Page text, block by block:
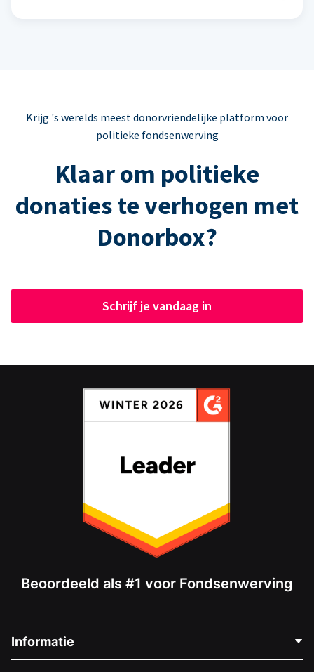
Krijg 's werelds meest donorvriendelijke platform voor
politieke fondsenwerving
Klaar om politieke
donaties te verhogen met
Donorbox?
Schrijf je vandaag in
Beoordeeld als #1 voor Fondsenwerving
Informatie